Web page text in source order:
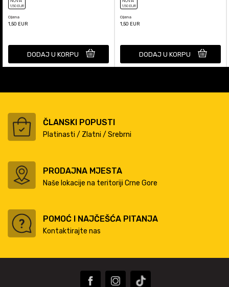
1,50 EUR
Cijena
1,50 EUR
DODAJ U KORPU
1,50 EUR
Cijena
1,50 EUR
DODAJ U KORPU
ČLANSKI POPUSTI
Platinasti / Zlatni / Srebrni
PRODAJNA MJESTA
Naše lokacije na teritoriji Crne Gore
POMOĆ I NAJČEŠĆA PITANJA
Kontaktirajte nas